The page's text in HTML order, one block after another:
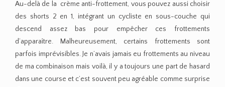
Au-delà de la crème anti-frottement, vous pouvez aussi choisir
des shorts 2 en 1, intégrant un cycliste en sous-couche qui
descend assez bas pour empêcher ces frottements
d’apparaître. Malheureusement, certains frottements sont
parfois imprévisibles. Je n’avais jamais eu frottements au niveau
de ma combinaison mais voilà, il y a toujours une part de hasard
dans une course et c’est souvent peu agréable comme surprise